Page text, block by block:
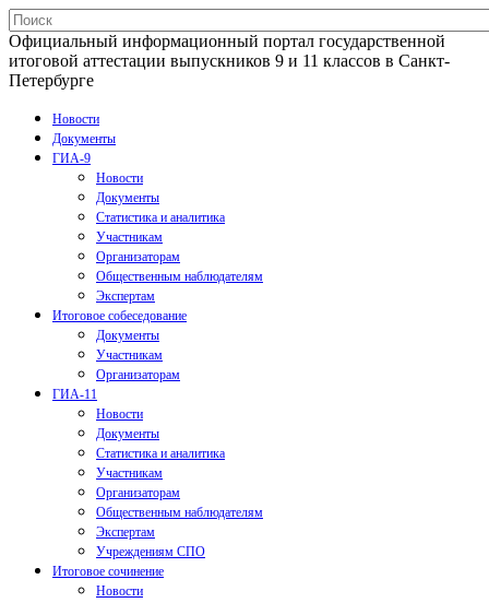
Официальный информационный портал государственной
итоговой аттестации выпускников 9 и 11 классов в Санкт-
Петербурге
Новости
Документы
ГИА-9
Новости
Документы
Статистика и аналитика
Участникам
Организаторам
Общественным наблюдателям
Экспертам
Итоговое собеседование
Документы
Участникам
Организаторам
ГИА-11
Новости
Документы
Статистика и аналитика
Участникам
Организаторам
Общественным наблюдателям
Экспертам
Учреждениям СПО
Итоговое сочинение
Новости